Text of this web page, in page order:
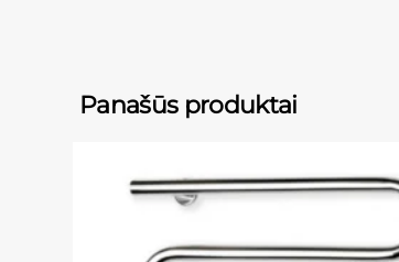
Panašūs produktai